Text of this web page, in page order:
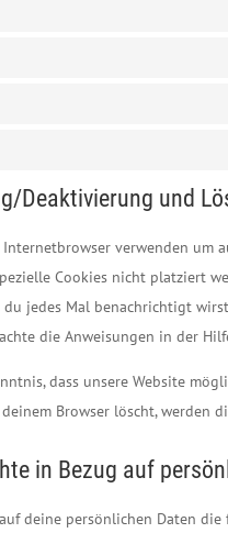
Deaktivierung und
verwenden um
Cookies nicht platziert
du jedes Mal benachrichtigt
die Anweisungen in der
dass unsere Website
Browser löscht, werden
in Bezug auf
deine persönlichen Daten die